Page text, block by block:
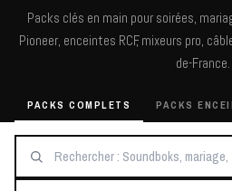
Packs clés en main pour soirées,
Pioneer, enceintes RCF, mixeurs pro,
de-France.
PACKS COMPLETS PACKS